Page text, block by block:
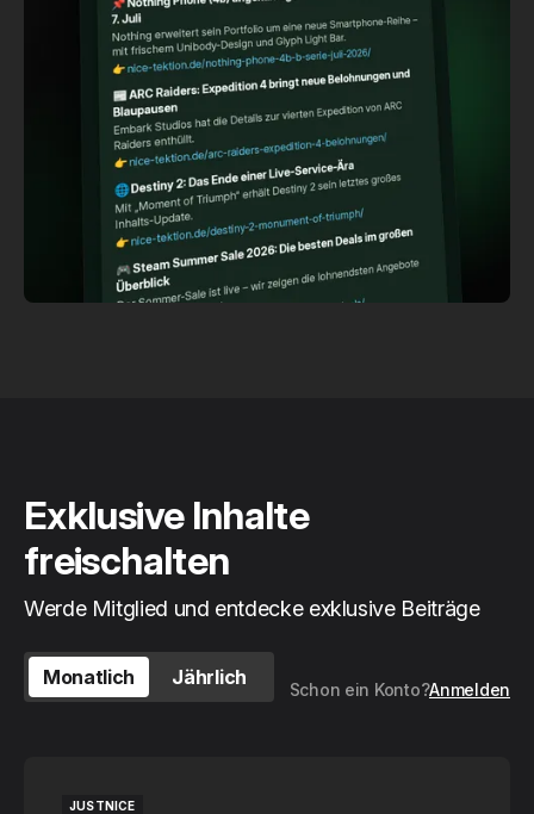
Exklusive Inhalte
freischalten
Werde Mitglied und entdecke exklusive Beiträge
Monatlich Jährlich
Schon ein Konto?Anmelden
JUSTNICE